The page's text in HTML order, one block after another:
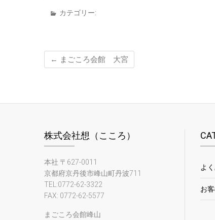
カテゴリー:
← まごころ会館 大宮
株式会社想（こころ）
本社 〒627-0011
京都府京丹後市峰山町丹波711
TEL:0772-62-3322
FAX: 0772-62-5577
まごころ会館峰山
よ
お